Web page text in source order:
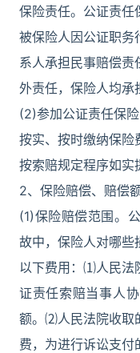
保险责任。公证责任
被保险人因公证职务
系人承担民事赔偿
外责任，保险人均承
(2)参加公证责任保
按实、按时缴纳保险
按索赔规定程序如实
2、保险赔偿、赔偿
(1)保险赔偿范围。
故中，保险人对哪些
以下费用：⑴人民法
证责任索赔当事人
额。⑵人民法院收取
费，为进行诉讼支